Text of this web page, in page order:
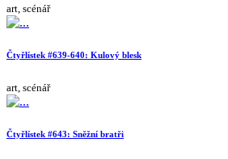
art, scénář
Čtyřlístek #639-640: Kulový blesk
art, scénář
Čtyřlístek #643: Sněžní bratři